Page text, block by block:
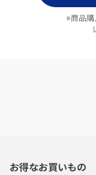
※商品購
お得なお買いもの